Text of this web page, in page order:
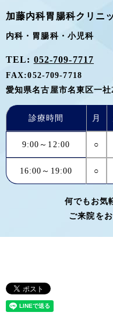
加藤内科胃腸科クリニ
内科・胃腸科・小児科
TEL: 052-709-7717
FAX:052-709-7718
愛知県名古屋市名東区一
診療時間 月
9:00～12:00 ○
16:00～19:00 ○
何でもお気
ご来院を